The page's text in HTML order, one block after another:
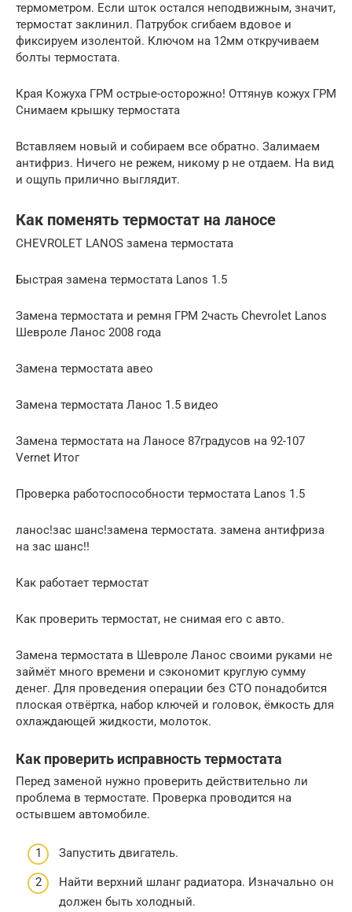
термометром. Если шток остался неподвижным, значит,
термостат заклинил. Патрубок сгибаем вдовое и
фиксируем изолентой. Ключом на 12мм откручиваем
болты термостата.
Края Кожуха ГРМ острые-осторожно! Оттянув кожух ГРМ
Снимаем крышку термостата
Вставляем новый и собираем все обратно. Залимаем
антифриз. Ничего не режем, никому р не отдаем. На вид
и ощупь прилично выглядит.
Как поменять термостат на ланосе
CHEVROLET LANOS замена термостата
Быстрая замена термостата Lanos 1.5
Замена термостата и ремня ГРМ 2часть Chevrolet Lanos
Шевроле Ланос 2008 года
Замена термостата авео
Замена термостата Ланос 1.5 видео
Замена термостата на Ланосе 87градусов на 92-107
Vernet Итог
Проверка работоспособности термостата Lanos 1.5
ланос!зас шанс!замена термостата. замена антифриза
на зас шанс!!
Как работает термостат
Как проверить термостат, не снимая его с авто.
Замена термостата в Шевроле Ланос своими руками не
займёт много времени и сэкономит круглую сумму
денег. Для проведения операции без СТО понадобится
плоская отвёртка, набор ключей и головок, ёмкость для
охлаждающей жидкости, молоток.
Как проверить исправность термостата
Перед заменой нужно проверить действительно ли
проблема в термостате. Проверка проводится на
остывшем автомобиле.
Запустить двигатель.
Найти верхний шланг радиатора. Изначально он
должен быть холодный.